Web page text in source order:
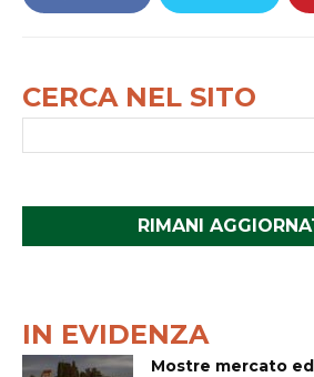
CERCA NEL SITO
RIMANI
IN EVIDENZA
Mostre mercato